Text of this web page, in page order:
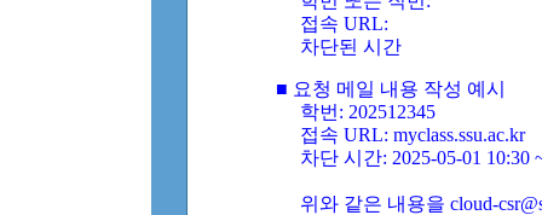
접속 URL:
차단된 시간
■ 요청 메일 내용 작성 예시
학번: 202512345
접속 URL: myclass.ssu.ac.kr
차단 시간: 2025-05-01 10:30
위와 같은 내용을 cloud-